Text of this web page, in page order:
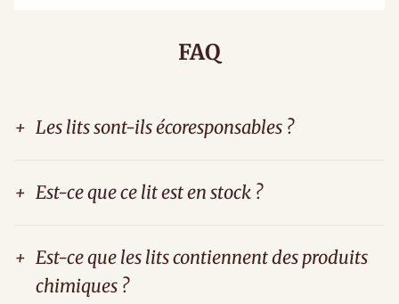
FAQ
+ Les lits sont-ils écoresponsables ?
+ Est-ce que ce lit est en stock ?
+ Est-ce que les lits contiennent des produits
chimiques ?